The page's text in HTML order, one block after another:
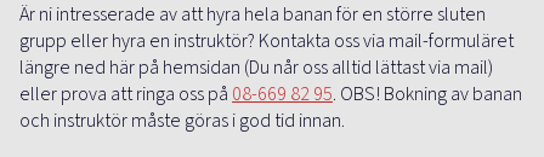
Är ni intresserade av att hyra hela banan för en större sluten
grupp eller hyra en instruktör? Kontakta oss via mail-formuläret
längre ned här på hemsidan (Du når oss alltid lättast via mail)
eller prova att ringa oss på 08-669 82 95. OBS! Bokning av banan
och instruktör måste göras i god tid innan.